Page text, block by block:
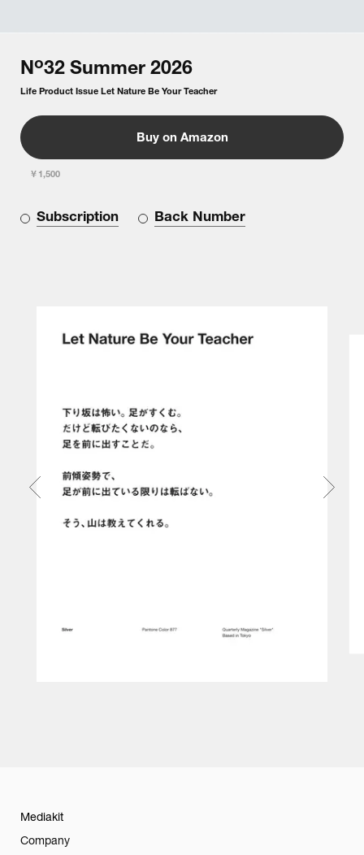
No32 Summer 2026
Life Product Issue Let Nature Be Your Teacher
Buy on Amazon
￥1,500
Subscription Back Number
Mediakit
Company